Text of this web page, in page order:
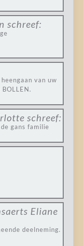
schreef:
van uw
schreef:
gans familie
Eliane
deelneming.